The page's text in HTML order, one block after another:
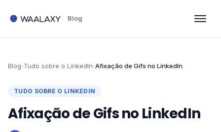
Blog
Blog›Tudo sobre o LinkedIn›Afixação de Gifs no LinkedIn
TUDO SOBRE O LINKEDIN
Afixação de Gifs no LinkedIn